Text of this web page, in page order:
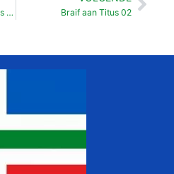
Twijde braif aan Timoteüs 04 Braif aan Titus 02